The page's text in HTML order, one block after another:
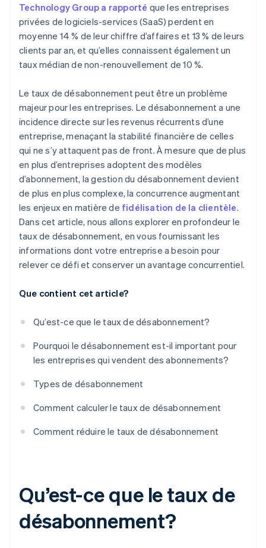
Technology Group a rapporté que les entreprises
privées de logiciels-services (SaaS) perdent en
moyenne 14 % de leur chiffre d’affaires et 13 % de leurs
clients par an, et qu’elles connaissent également un
taux médian de non-renouvellement de 10 %.
Le taux de désabonnement peut être un problème
majeur pour les entreprises. Le désabonnement a une
incidence directe sur les revenus récurrents d’une
entreprise, menaçant la stabilité financière de celles
qui ne s’y attaquent pas de front. À mesure que de plus
en plus d’entreprises adoptent des modèles
d’abonnement, la gestion du désabonnement devient
de plus en plus complexe, la concurrence augmentant
les enjeux en matière de fidélisation de la clientèle.
Dans cet article, nous allons explorer en profondeur le
taux de désabonnement, en vous fournissant les
informations dont votre entreprise a besoin pour
relever ce défi et conserver un avantage concurrentiel.
Que contient cet article?
Qu’est-ce que le taux de désabonnement?
Pourquoi le désabonnement est-il important pour
les entreprises qui vendent des abonnements?
Types de désabonnement
Comment calculer le taux de désabonnement
Comment réduire le taux de désabonnement
Qu’est-ce que le taux de
désabonnement?